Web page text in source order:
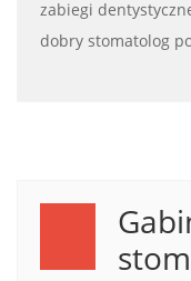
zabiegi
dobry stomatolog